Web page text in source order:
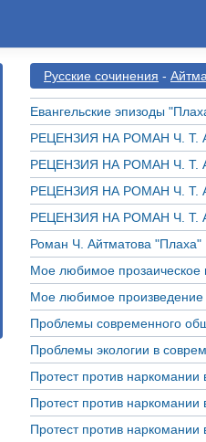
Русские сочинения -
Евангельские эпизоды
РЕЦЕНЗИЯ НА РОМАН Ч. Т.
РЕЦЕНЗИЯ НА РОМАН Ч. Т.
РЕЦЕНЗИЯ НА РОМАН Ч. Т.
РЕЦЕНЗИЯ НА РОМАН Ч. Т.
Роман Ч. Айтматова "Плаха"
Мое любимое прозаическое
Мое любимое произведение
Проблемы современного
Проблемы экологии в
Протест против
Протест против
Протест против